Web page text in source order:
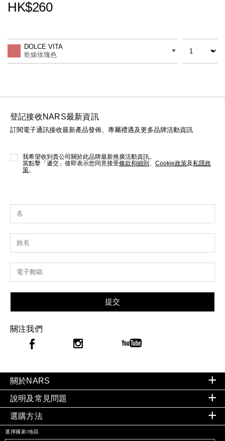
亮肌卸妝油
熱賣產品
HK$260
to
cart
options
Actions
差別
DOLCE VITA
乾燥玫瑰色
數量
登記接收NARS最新資訊
訂閱電子通訊接收最新產品發佈、專屬禮遇及更多品牌活動資訊
我希望收到貴公司關於此品牌最新推廣活動資訊。
當點擊「遞交」後即表示您同意接受條款和細則 Cookie政策及私隱政
策。
提交
關注我們
關於NARS
說明及常見問題
選購方法
選擇國家/地區